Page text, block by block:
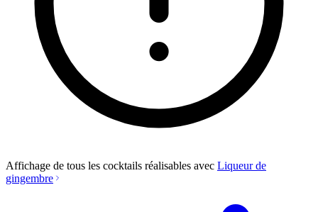
Affichage de tous les cocktails réalisables avec Liqueur de
gingembre